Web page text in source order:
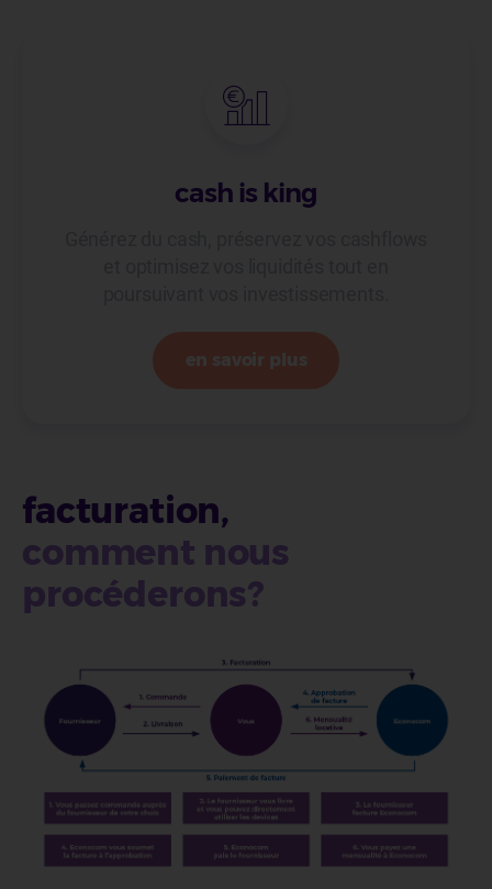
cash is king
en savoir plus
facturation,
comment nous
procéderons?